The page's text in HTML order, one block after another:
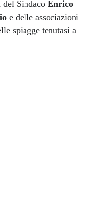
del Sindaco Enrico
e delle associazioni
spiagge tenutasi a